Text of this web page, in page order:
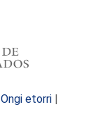
Ongi etorri |